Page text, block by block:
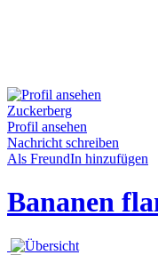
Zuckerberg
Profil ansehen
Nachricht schreiben
Als FreundIn hinzufügen
Bananen